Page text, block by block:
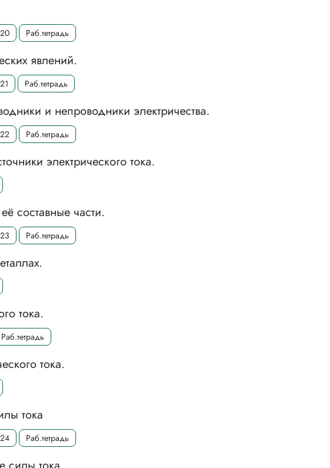
Раб.тетрадь
явлений.
Раб.тетрадь
и непроводники электричества.
Раб.тетрадь
электрического тока.
составные части.
Раб.тетрадь
тока.
Раб.тетрадь
тока.
тока
Раб.тетрадь